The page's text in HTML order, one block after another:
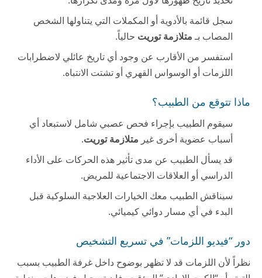
سجل قائمة بالأدوية أو المكملات التي يتناولها الشخص
المصاب بـمتلازمة توريت حالياً.
استفسر من الأقارب عن وجود أي تاريخ عائلي لاضطرابات
اللزمات أو الوسواس القهري أو تشتت الانتباه.
ماذا تتوقع من الطبيب؟
سيقوم الطبيب بإجراء فحص عصبي شامل لاستبعاد أي
أسباب عضوية أخرى غير متلازمة توريت.
قد يسأل الطبيب عن مدى تأثير هذه الحركات على الأداء
الدراسي أو العلاقات الاجتماعية للمريض.
سيناقش الطبيب معك الخيارات العلاجية السلوكية قبل
البدء في أي مسار دوائي كيميائي.
دور “فيديو اللزمات” في تسريع التشخيص
نظراً لأن اللزمات قد لا تظهر بوضوح داخل غرفة الطبيب بسبب